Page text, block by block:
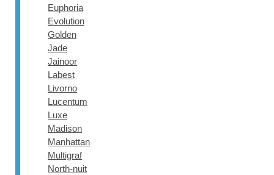
Euphoria
Evolution
Golden
Jade
Jainoor
Labest
Livorno
Lucentum
Luxe
Madison
Manhattan
Multigraf
North-nuit